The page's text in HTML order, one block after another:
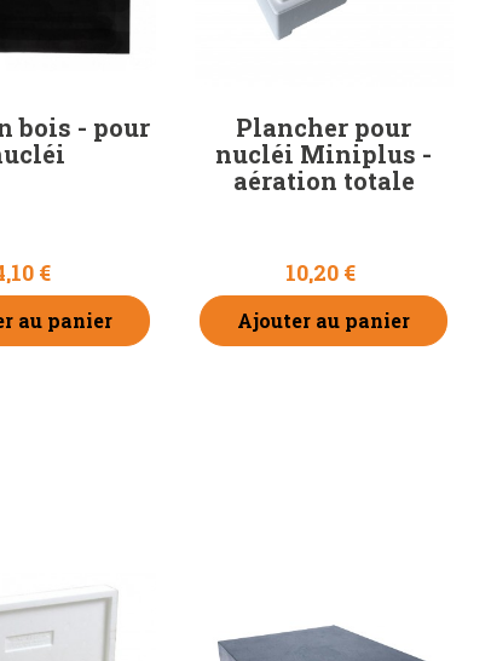
bois - pour
€
au panier
Plancher pour
nucléi Miniplus -
aération totale
10,20 €
Ajouter au panier